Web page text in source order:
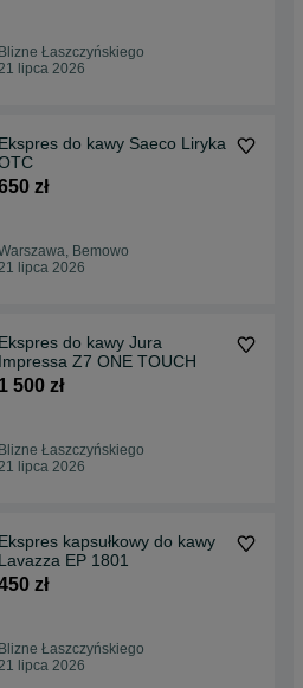
Blizne Łaszczyńskiego
lipca 2026
Ekspres do kawy Saeco Liryka
zł
Bemowo
lipca 2026
Ekspres do kawy Jura
Impressa Z7 ONE TOUCH
1 500 zł
Blizne Łaszczyńskiego
lipca 2026
Ekspres kapsułkowy do kawy
Lavazza EP 1801
zł
Blizne Łaszczyńskiego
lipca 2026